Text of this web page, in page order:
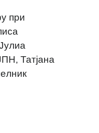
при
Татјана